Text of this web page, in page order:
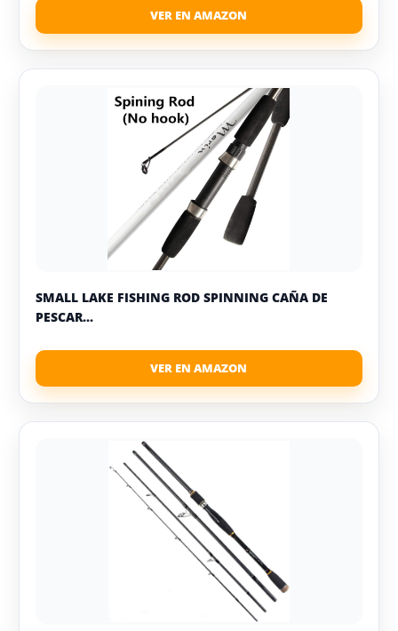
SMALL LAKE FISHING ROD SPINNING CAÑA DE
PESCAR...